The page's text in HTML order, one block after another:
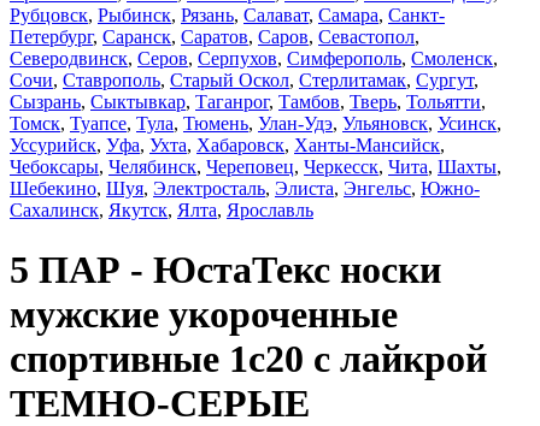
Рубцовск, Рыбинск, Рязань, Салават, Самара, Санкт-
Петербург, Саранск, Саратов, Саров, Севастопол,
Северодвинск, Серов, Серпухов, Симферополь, Смоленск,
Сочи, Ставрополь, Старый Оскол, Стерлитамак, Сургут,
Сызрань, Сыктывкар, Таганрог, Тамбов, Тверь, Тольятти,
Томск, Туапсе, Тула, Тюмень, Улан-Удэ, Ульяновск, Усинск,
Уссурийск, Уфа, Ухта, Хабаровск, Ханты-Мансийск,
Чебоксары, Челябинск, Череповец, Черкесск, Чита, Шахты,
Шебекино, Шуя, Электросталь, Элиста, Энгельс, Южно-
Сахалинск, Якутск, Ялта, Ярославль
5 ПАР - ЮстаТекс носки
мужские укороченные
спортивные 1с20 с лайкрой
ТЕМНО-СЕРЫЕ